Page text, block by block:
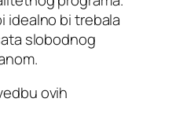
idealno bi trebala
slobodnog
ovih